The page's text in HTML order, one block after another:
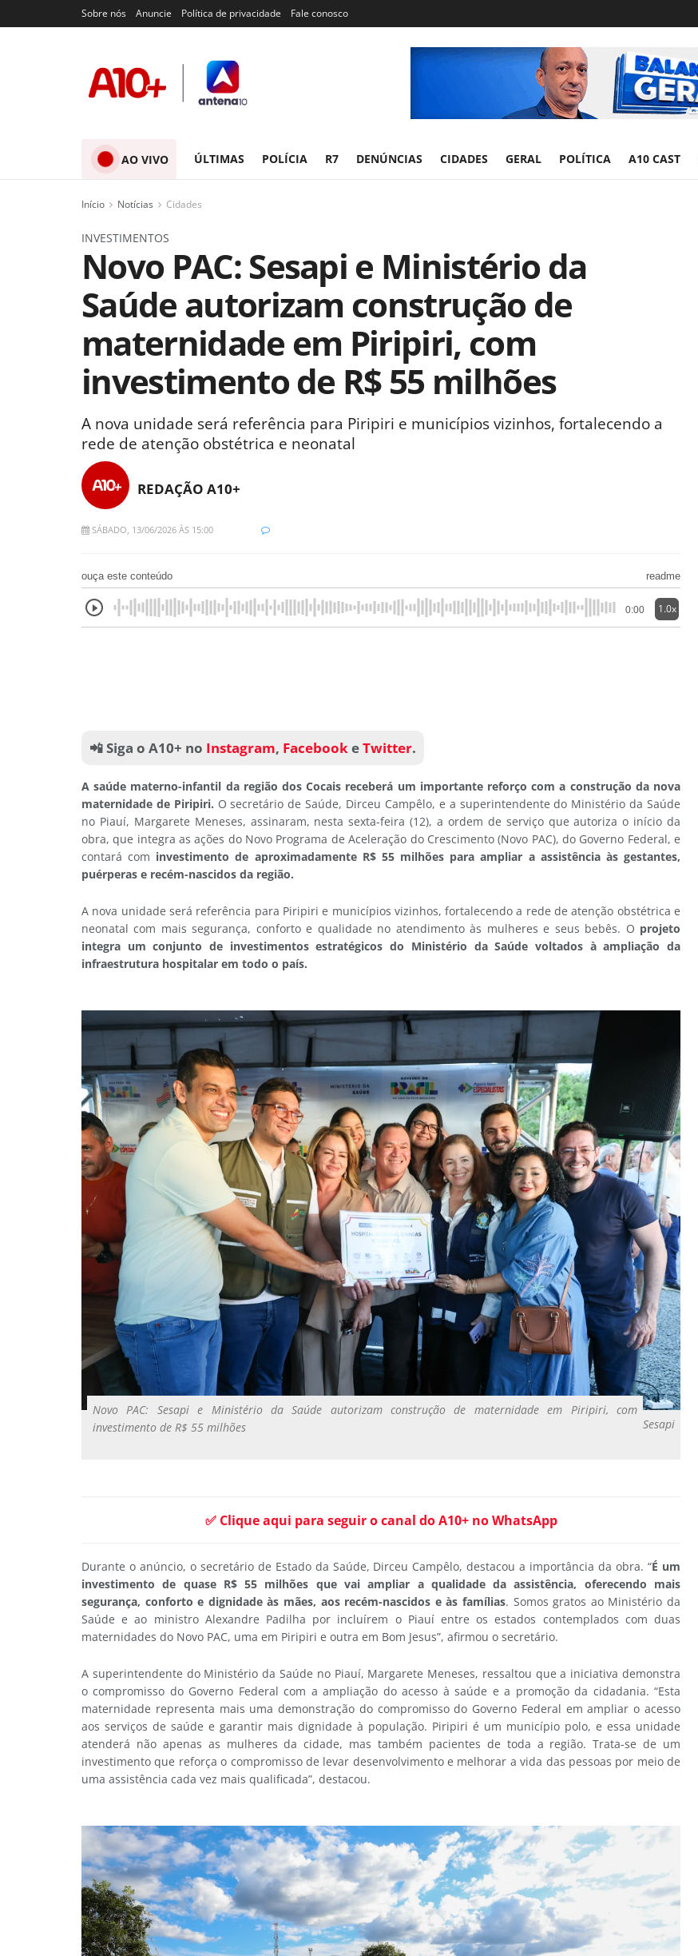
Sobre nós Anuncie Política de privacidade Fale conosco
AO VIVO ÚLTIMAS POLÍCIA R7 DENÚNCIAS CIDADES GERAL POLÍTICA A10 CAST
Início Notícias Cidades
INVESTIMENTOS
Novo PAC: Sesapi e Ministério da
Saúde autorizam construção de
maternidade em Piripiri, com
investimento de R$ 55 milhões
A nova unidade será referência para Piripiri e municípios vizinhos, fortalecendo a
rede de atenção obstétrica e neonatal
REDAÇÃO A10+
SÁBADO, 13/06/2026 ÀS 15:00
ouça este conteúdo readme
0:00 1.0x
📲 Siga o A10+ no Instagram, FacebookeTwitter.
A saúde materno-infantil da região dos Cocais receberá um importante reforço com a construção da nova
maternidade de Piripiri. O secretário de Saúde, Dirceu Campêlo, e a superintendente do Ministério da Saúde
no Piauí, Margarete Meneses, assinaram, nesta sexta-feira (12), a ordem de serviço que autoriza o início da
obra, que integra as ações do Novo Programa de Aceleração do Crescimento (Novo PAC), do Governo Federal, e
contará com investimento de aproximadamente R$ 55 milhões para ampliar a assistência às gestantes,
puérperas e recém-nascidos da região.
A nova unidade será referência para Piripiri e municípios vizinhos, fortalecendo a rede de atenção obstétrica e
neonatal com mais segurança, conforto e qualidade no atendimento às mulheres e seus bebês. O projeto
integra um conjunto de investimentos estratégicos do Ministério da Saúde voltados à ampliação da
infraestrutura hospitalar em todo o país.
Novo PAC: Sesapi e Ministério da Saúde autorizam construção de maternidade em Piripiri, com
investimento de R$ 55 milhões
Sesapi
✅ Clique aqui para seguir o canal do A10+ no WhatsApp
Durante o anúncio, o secretário de Estado da Saúde, Dirceu Campêlo, destacou a importância da obra. “É um
investimento de quase R$ 55 milhões que vai ampliar a qualidade da assistência, oferecendo mais
segurança, conforto e dignidade às mães, aos recém-nascidos e às famílias. Somos gratos ao Ministério da
Saúde e ao ministro Alexandre Padilha por incluírem o Piauí entre os estados contemplados com duas
maternidades do Novo PAC, uma em Piripiri e outra em Bom Jesus”, afirmou o secretário.
A superintendente do Ministério da Saúde no Piauí, Margarete Meneses, ressaltou que a iniciativa demonstra
o compromisso do Governo Federal com a ampliação do acesso à saúde e a promoção da cidadania. “Esta
maternidade representa mais uma demonstração do compromisso do Governo Federal em ampliar o acesso
aos serviços de saúde e garantir mais dignidade à população. Piripiri é um município polo, e essa unidade
atenderá não apenas as mulheres da cidade, mas também pacientes de toda a região. Trata-se de um
investimento que reforça o compromisso de levar desenvolvimento e melhorar a vida das pessoas por meio de
uma assistência cada vez mais qualificada”, destacou.